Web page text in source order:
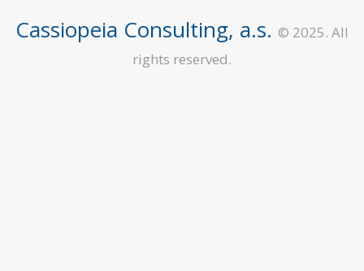
Cassiopeia Consulting, a.s. © 2025. All
rights reserved.